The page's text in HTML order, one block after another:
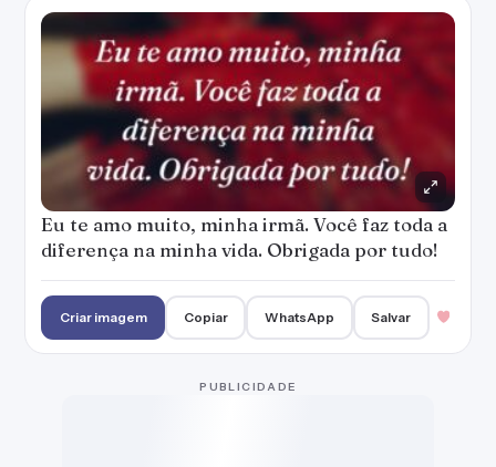
Eu te amo muito, minha irmã. Você faz toda a
diferença na minha vida. Obrigada por tudo!
Criar imagem Copiar WhatsApp Salvar
PUBLICIDADE